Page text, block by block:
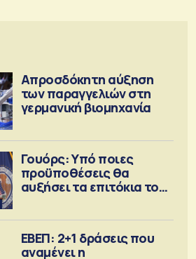
Απροσδόκητη αύξηση
των παραγγελιών στη
γερμανική βιομηχανία
Γουόρς: Υπό ποιες
προϋποθέσεις θα
αυξήσει τα επιτόκια τον
ΕΒΕΠ: 2+1 δράσεις που
αναμένει η